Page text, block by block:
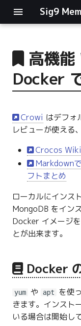
Sig9
main関数
リスト関連
ファイルの読み書き
条件分岐
高機
Docker
Crowi はデフォ
レビューが使える
Crocos
Markdown
フトまとめ
ローカルにインス
MongoDB をイン
Docker イメージ
とが出来ます。
Docker
yum や apt
を使
きます。インスト
いる場合は開始し